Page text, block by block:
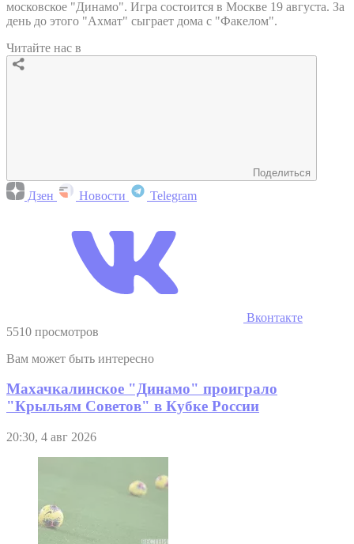
московское "Динамо". Игра состоится в Москве 19 августа. За
день до этого "Ахмат" сыграет дома с "Факелом".
Читайте нас в
Поделиться
Дзен Новости Telegram
Вконтакте
5510 просмотров
Вам может быть интересно
Махачкалинское "Динамо" проиграло
"Крыльям Советов" в Кубке России
20:30, 4 авг 2026